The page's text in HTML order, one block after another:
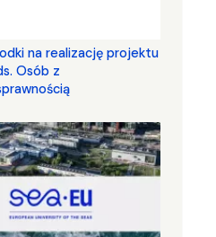
na realizację projektu
Osób z